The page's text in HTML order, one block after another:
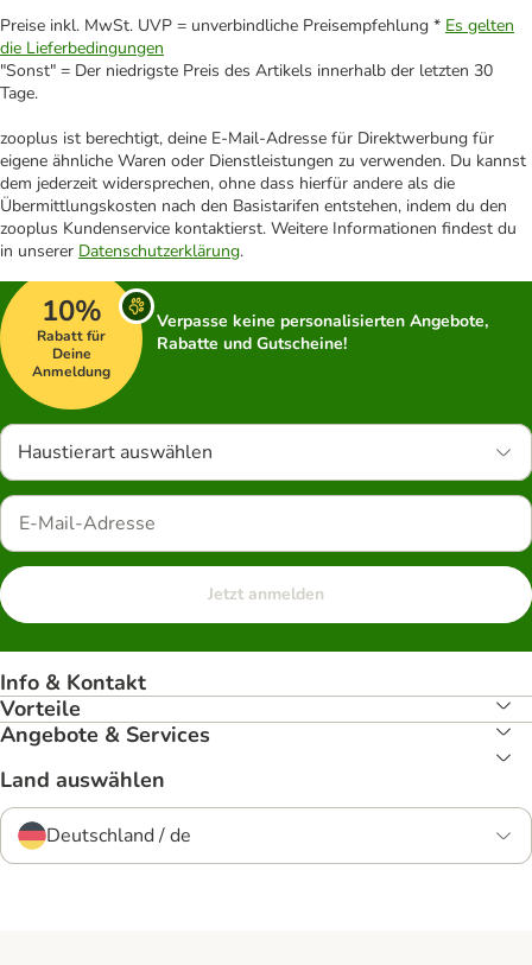
Preise inkl. MwSt. UVP = unverbindliche Preisempfehlung * Es gelten
die Lieferbedingungen
"Sonst" = Der niedrigste Preis des Artikels innerhalb der letzten 30
Tage.
zooplus ist berechtigt, deine E-Mail-Adresse für Direktwerbung für
eigene ähnliche Waren oder Dienstleistungen zu verwenden. Du kannst
dem jederzeit widersprechen, ohne dass hierfür andere als die
Übermittlungskosten nach den Basistarifen entstehen, indem du den
zooplus Kundenservice kontaktierst. Weitere Informationen findest du
in unserer Datenschutzerklärung.
10%
Rabatt für
Deine
Anmeldung
Verpasse keine personalisierten Angebote,
Rabatte und Gutscheine!
Haustierart auswählen
Jetzt anmelden
Info & Kontakt
Vorteile
Angebote & Services
Land auswählen
Deutschland / de